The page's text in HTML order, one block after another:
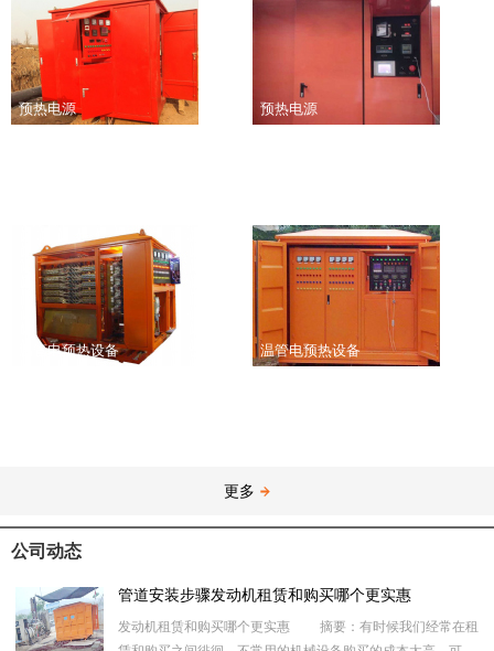
预热电源 预热电源
温管电预热设备 温管电预热设备
更多
公司动态
管道安装步骤发动机租赁和购买哪个更实惠
发动机租赁和购买哪个更实惠 摘要：有时候我们经常在租